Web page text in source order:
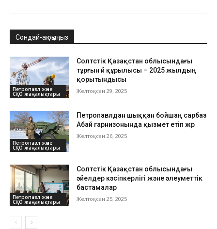
Сондай-ақ оқыңыз
Петропавл және
СҚО жаңалықтары
Солтүстік Қазақстан облысындағы
тұрғын үй құрылысы – 2025 жылдың
қорытындысы
Желтоқсан 29, 2025
Петропавл және
СҚО жаңалықтары
Петропавлдан шыққан бойшаң сарбаз
Абай гарнизонында қызмет етіп жүр
Желтоқсан 26, 2025
Петропавл және
СҚО жаңалықтары
Солтүстік Қазақстан облысындағы
әйелдер кәсіпкерлігі және әлеуметтік
бастамалар
Желтоқсан 25, 2025